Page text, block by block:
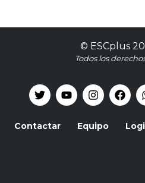
© ESCplus
Todos los
Contactar Equipo